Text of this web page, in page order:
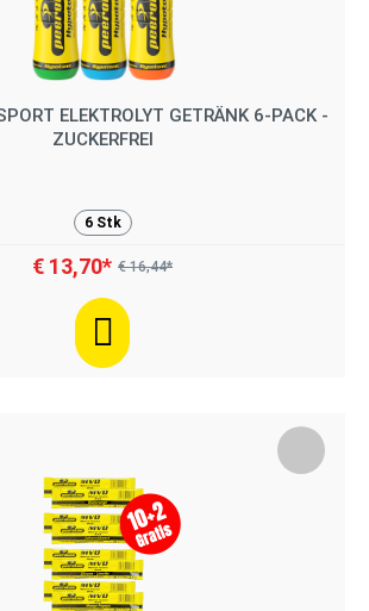
ELEKTROLYT GETRÄNK 6-PACK -
ZUCKERFREI
6 Stk
€ 13,70* € 16,44*